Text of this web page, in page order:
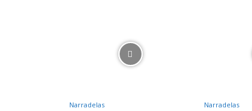
Narradelas Narradelas